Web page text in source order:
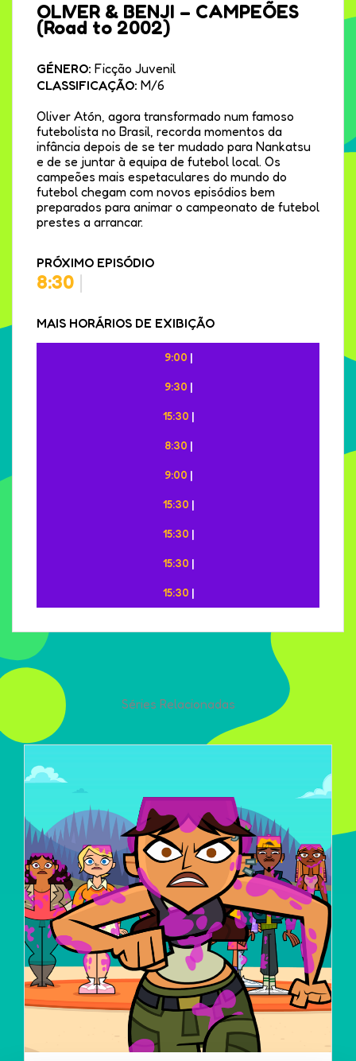
OLIVER & BENJI – CAMPEÕES
(Road to 2002)
GÉNERO: Ficção Juvenil
CLASSIFICAÇÃO: M/6
Oliver Atón, agora transformado num famoso
futebolista no Brasil, recorda momentos da
infância depois de se ter mudado para Nankatsu
e de se juntar à equipa de futebol local. Os
campeões mais espetaculares do mundo do
futebol chegam com novos episódios bem
preparados para animar o campeonato de futebol
prestes a arrancar.
PRÓXIMO EPISÓDIO
8:30 |
MAIS HORÁRIOS DE EXIBIÇÃO
9:00 |
9:30 |
15:30 |
8:30 |
9:00 |
15:30 |
15:30 |
15:30 |
15:30 |
Séries Relacionadas